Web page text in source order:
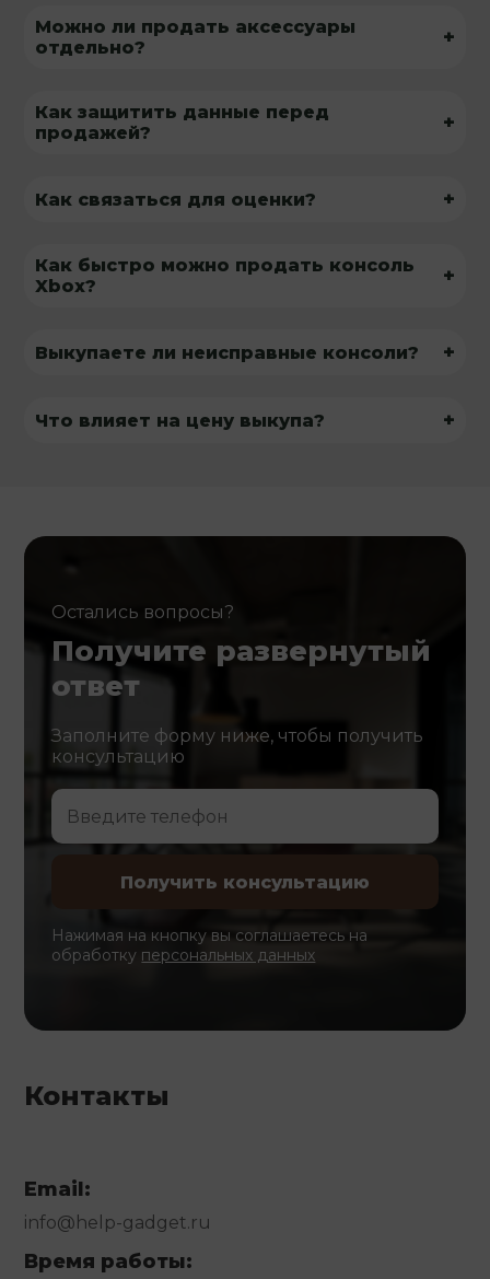
Можно ли продать аксессуары
отдельно?
+
Как защитить данные перед
продажей?
+
Как связаться для оценки? +
Как быстро можно продать консоль
Xbox?
+
Выкупаете ли неисправные консоли? +
Что влияет на цену выкупа? +
Остались вопросы?
Получите развернутый
ответ
Заполните форму ниже, чтобы получить
консультацию
Нажимая на кнопку вы соглашаетесь на
обработку персональных данных
Контакты
Email:
info@help-gadget.ru
Время работы: